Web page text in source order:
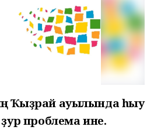
Ҡыҙрай ауылында һыу
ҙур проблема ине.